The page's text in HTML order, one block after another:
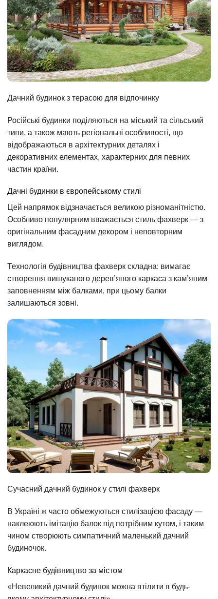
Дачний будинок з терасою для відпочинку
Російські будинки поділяються на міський та сільський
типи, а також мають регіональні особливості, що
відображаються в архітектурних деталях і
декоративних елементах, характерних для певних
частин країни.
Дачні будинки в європейському стилі
Цей напрямок відзначається великою різноманітністю.
Особливо популярним вважається стиль фахверк — з
оригінальним фасадним декором і неповторним
виглядом.
Технологія будівництва фахверк складна: вимагає
створення вишуканого дерев’яного каркаса з кам’яним
заповненням між балками, при цьому балки
залишаються зовні.
Сучасний дачний будинок у стилі фахверк
В Україні ж часто обмежуються стилізацією фасаду —
наклеюють імітацію балок під потрібним кутом, і таким
чином створюють симпатичний маленький дачний
будиночок.
Каркасне будівництво за містом
«Невеликий дачний будинок можна втілити в будь-